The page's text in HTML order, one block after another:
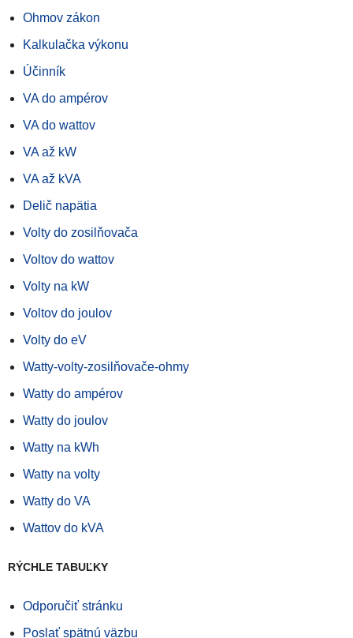
Ohmov zákon
Kalkulačka výkonu
Účinník
VA do ampérov
VA do wattov
VA až kW
VA až kVA
Delič napätia
Volty do zosilňovača
Voltov do wattov
Volty na kW
Voltov do joulov
Volty do eV
Watty-volty-zosilňovače-ohmy
Watty do ampérov
Watty do joulov
Watty na kWh
Watty na volty
Watty do VA
Wattov do kVA
RÝCHLE TABUĽKY
Odporučiť stránku
Poslať spätnú väzbu